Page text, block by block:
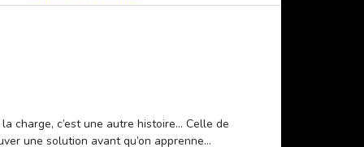
charge, c’est une autre histoire… Celle de
une solution avant qu’on apprenne…